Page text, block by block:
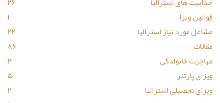
قوانین ویزا
۱
مشاغل مورد نیاز استرالیا
۲۲
مقالات
۸۶
مهاجرت خانوادگی
۲
ویزای پارتنر
۵
ویزای تحصیلی استرالیا
۲